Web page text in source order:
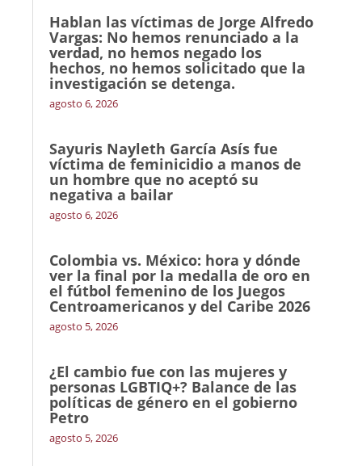
Hablan las víctimas de Jorge Alfredo
Vargas: No hemos renunciado a la
verdad, no hemos negado los
hechos, no hemos solicitado que la
investigación se detenga.
agosto 6, 2026
Sayuris Nayleth García Asís fue
víctima de feminicidio a manos de
un hombre que no aceptó su
negativa a bailar
agosto 6, 2026
Colombia vs. México: hora y dónde
ver la final por la medalla de oro en
el fútbol femenino de los Juegos
Centroamericanos y del Caribe 2026
agosto 5, 2026
¿El cambio fue con las mujeres y
personas LGBTIQ+? Balance de las
políticas de género en el gobierno
Petro
agosto 5, 2026